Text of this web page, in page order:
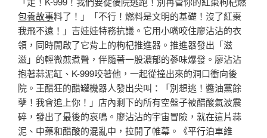
包養故事料了！」「不行！燃料是文明的基礎！沒了紅棗
我飛不遠！」吉娃娃特務抗議。它用小嘴咬住廖沾沾的衣
領，同時開啟了它背上的枸杞推進器。推進器發出「滋
滋」的輕微煎煮聲，伴隨著一股濃郁的蔘味爆發。廖沾沾
抱著蒜泥缸、K-999咬著他，一起從撞出來的洞口衝向後
院。王醋狂的醋罐機器人發出尖叫：「別想逃！醬油黨餘
孽！我會追上你！」店內剩下的所有空盤子被醋酸氣波震
碎，發出了最後的哀鳴。廖沾沾的宇宙冒險，就在這片蒜
泥、中藥和醋酸的混亂中，拉開了帷幕。《平行泊車維